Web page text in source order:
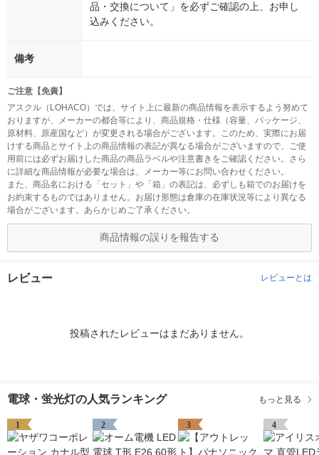
品・交換について」を必ずご確認の上、お申し
込みください。
備考
ご注意【免責】
アスクル（LOHACO）では、サイト上に最新の商品情報を表示するよう努めて
おりますが、メーカーの都合等により、商品規格・仕様（容量、パッケージ、
原材料、原産国など）が変更される場合がございます。このため、実際にお届
けする商品とサイト上の商品情報の表記が異なる場合がございますので、ご使
用前には必ずお届けした商品の商品ラベルや注意書きをご確認ください。さら
に詳細な商品情報が必要な場合は、メーカー等にお問い合わせください。
また、商品名における「セット」や「箱」の表記は、必ずしも箱でのお届けを
お約束するものではありません。お届け形態は倉庫の在庫状況等により異なる
場合がございます。あらかじめご了承ください。
商品情報の誤りを報告する
レビュー レビューとは
投稿されたレビューはまだありません。
電球・蛍光灯の人気ランキング もっと見る
1 2 3 4